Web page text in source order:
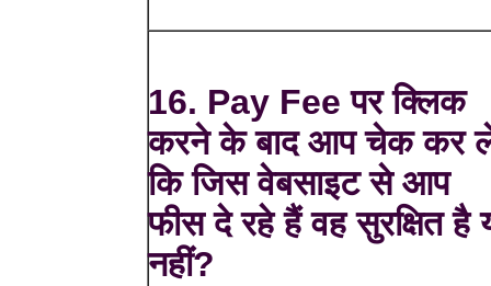
16. Pay Fee पर क्लिक
करने के बाद आप चेक कर
कि जिस वेबसाइट से आप
फीस दे रहे हैं वह सुरक्षित है
नहीं?